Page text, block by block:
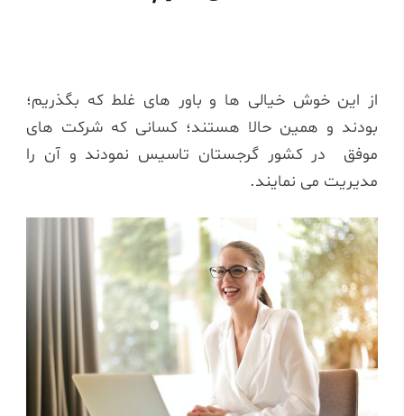
از این خوش خیالی ها و باور های غلط که بگذریم؛
بودند و همین حالا هستند؛ کسانی که شرکت های
موفق در کشور گرجستان تاسیس نمودند و آن را
مدیریت می نمایند.